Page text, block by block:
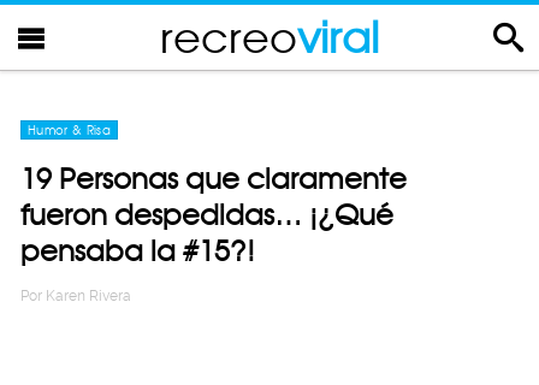
recreoviral
Humor & Risa
19 Personas que claramente
fueron despedidas… ¡¿Qué
pensaba la #15?!
Por Karen Rivera